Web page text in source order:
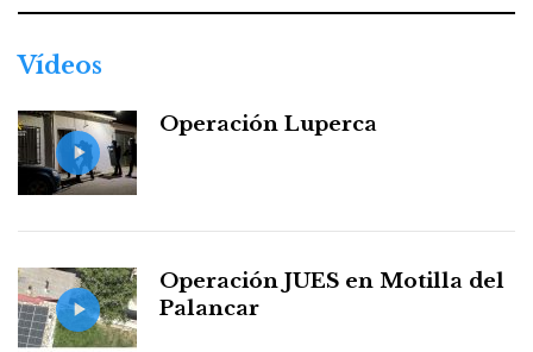
Vídeos
Operación Luperca
Operación JUES en Motilla del
Palancar